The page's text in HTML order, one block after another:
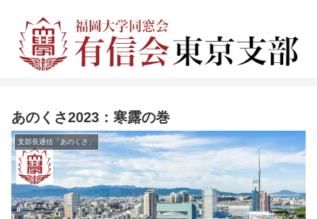
あのくさ2023：寒露の巻
支部長通信「あのくさ」